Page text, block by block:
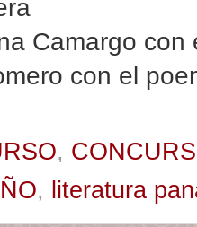
Camargo
con el
,
, literatura